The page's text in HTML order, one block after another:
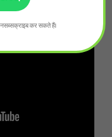
कर सकते हैं।